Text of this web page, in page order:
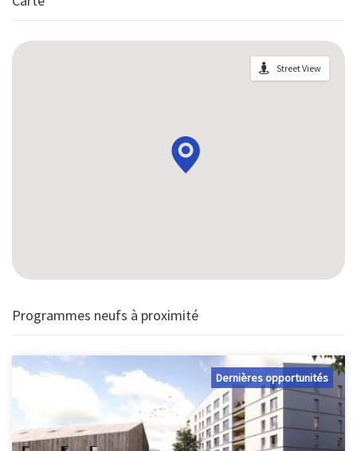
expositions pour votre plus grand confort. N'attendez plus
Street View
Programmes neufs à proximité
Dernières opportunités